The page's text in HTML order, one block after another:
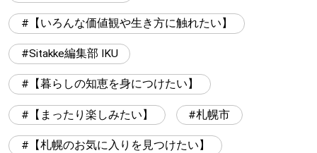
【いろんな価値観や生き方に触れたい】
Sitakke編集部 IKU
【暮らしの知恵を身につけたい】
【まったり楽しみたい】 札幌市
【札幌のお気に入りを見つけたい】